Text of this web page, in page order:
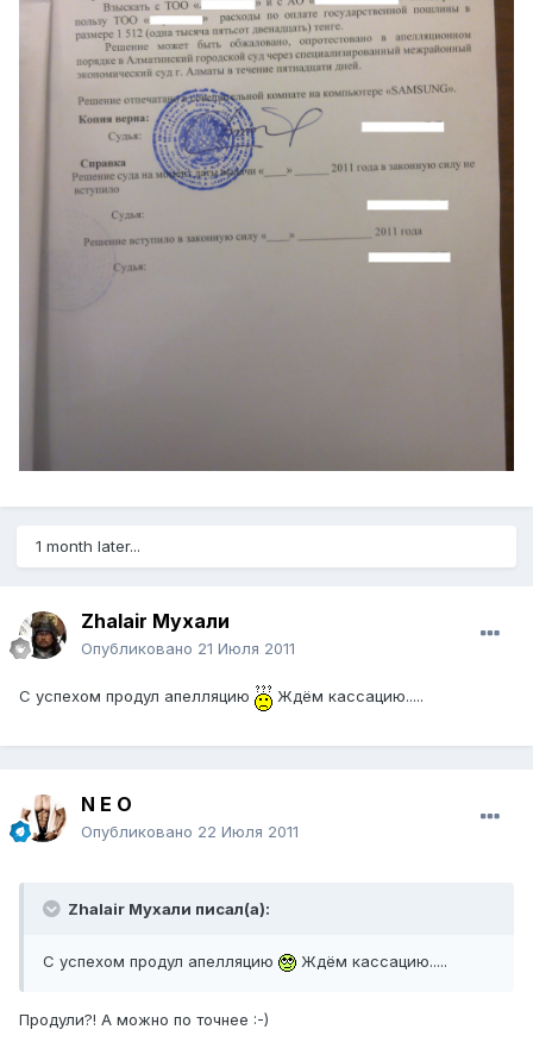
1 month later...
Zhalair Мухали
Опубликовано 21 Июля 2011
С успехом продул апелляцию Ждём кассацию.....
N E O
Опубликовано 22 Июля 2011
Zhalair Мухали писал(а):
С успехом продул апелляцию Ждём кассацию.....
Продули?! А можно по точнее :-)